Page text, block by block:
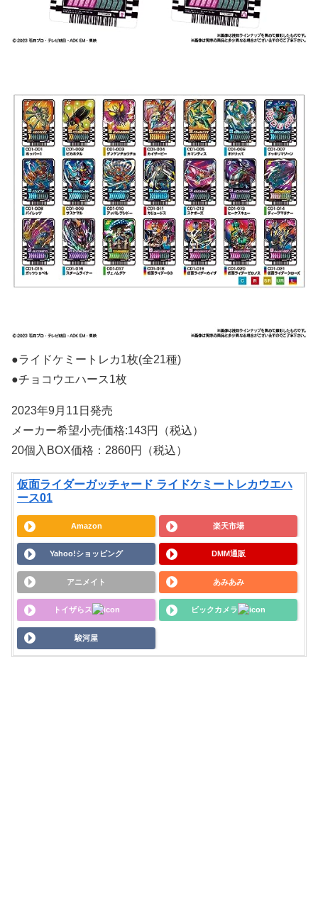
●ライドケミートレカ1枚(全21種)
●チョコウエハース1枚
2023年9月11日発売
メーカー希望小売価格:143円（税込）
20個入BOX価格：2860円（税込）
仮面ライダーガッチャード ライドケミートレカウエハ
ース01
Amazon 楽天市場
Yahoo!ショッピング DMM通販
アニメイト あみあみ
トイザらス ビックカメラ
駿河屋